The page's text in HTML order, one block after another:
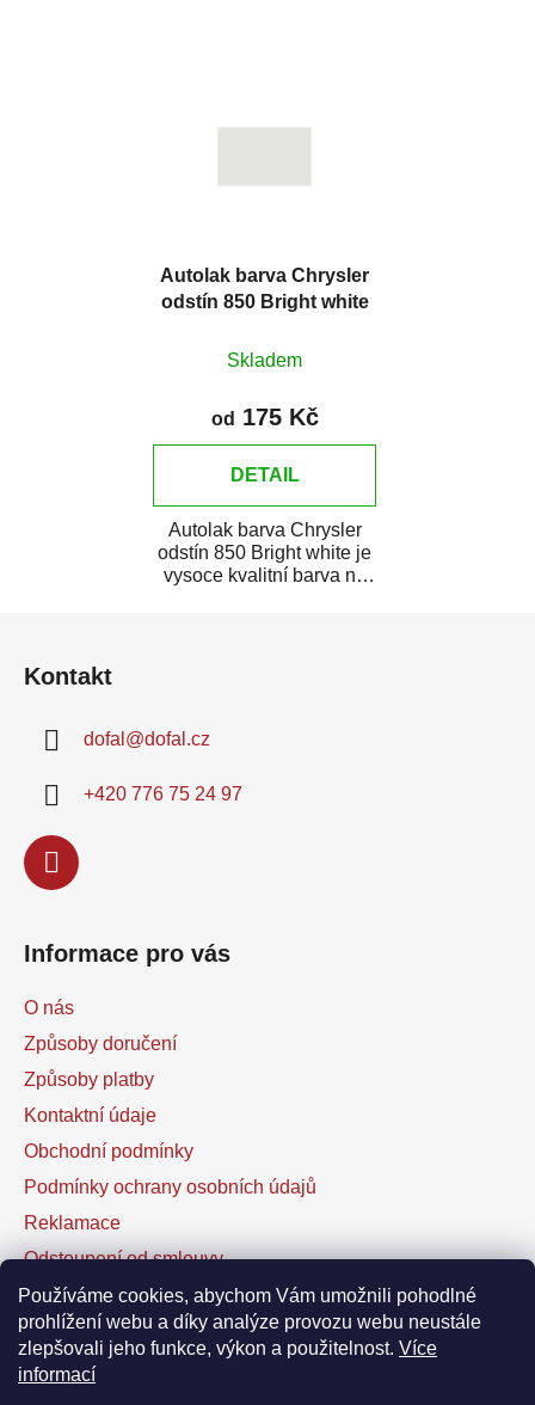
Používáme cookies, abychom Vám umožnili pohodlné
prohlížení webu a díky analýze provozu webu neustále
zlepšovali jeho funkce, výkon a použitelnost. Více
informací
Autolak barva Chrysler
odstín 850 Bright white
Skladem
od 175 Kč
DETAIL
Autolak barva Chrysler
odstín 850 Bright white je
vysoce kvalitní barva na
Kontakt
dofal @dofal.cz
+420 776 75 24 97
Informace pro vás
O nás
Způsoby doručení
Způsoby platby
Kontaktní údaje
Obchodní podmínky
Podmínky ochrany osobních údajů
Reklamace
Odstoupení od smlouvy
Kontaktní formulář
Facebook